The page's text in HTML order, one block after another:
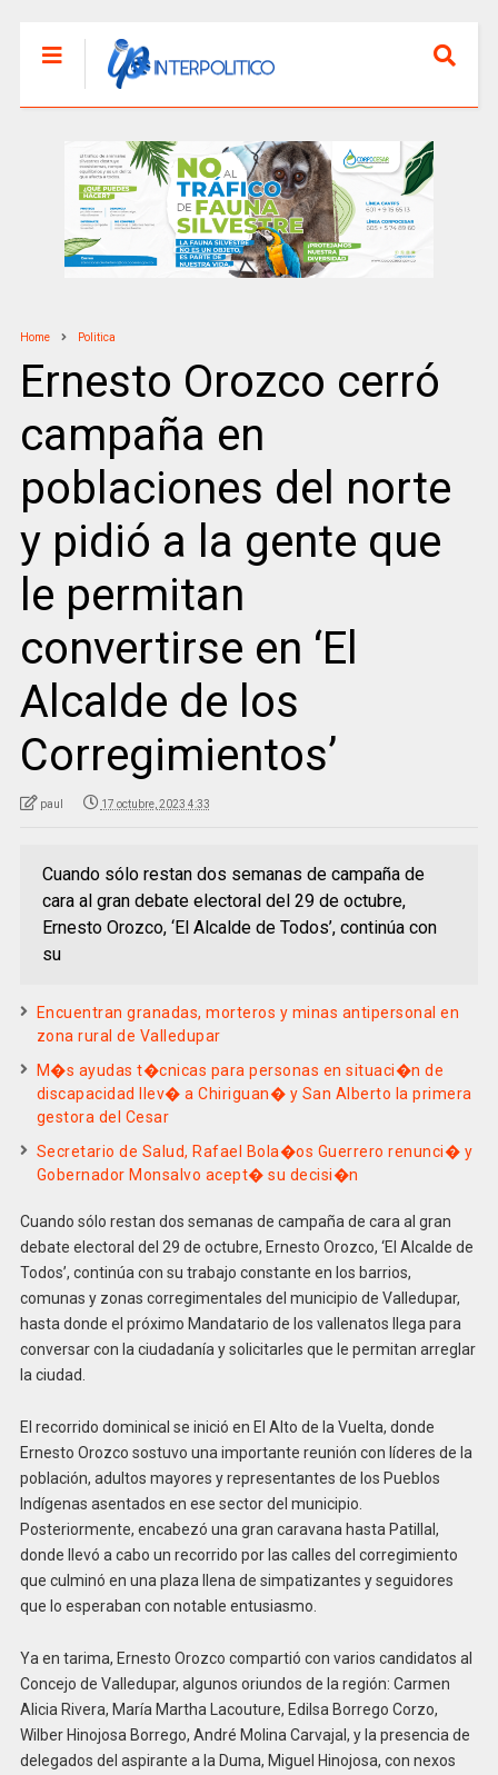
Home Politica
Ernesto Orozco cerró
campaña en
poblaciones del norte
y pidió a la gente que
le permitan
convertirse en ‘El
Alcalde de los
Corregimientos’
paul 17 octubre, 2023 4:33
Cuando sólo restan dos semanas de campaña de
cara al gran debate electoral del 29 de octubre,
Ernesto Orozco, ‘El Alcalde de Todos’, continúa con
su
Encuentran granadas, morteros y minas antipersonal en
zona rural de Valledupar
M�s ayudas t�cnicas para personas en situaci�n de
discapacidad llev� a Chiriguan� y San Alberto la primera
gestora del Cesar
Secretario de Salud, Rafael Bola�os Guerrero renunci� y
Gobernador Monsalvo acept� su decisi�n
Cuando sólo restan dos semanas de campaña de cara al gran
debate electoral del 29 de octubre, Ernesto Orozco, ‘El Alcalde de
Todos’, continúa con su trabajo constante en los barrios,
comunas y zonas corregimentales del municipio de Valledupar,
hasta donde el próximo Mandatario de los vallenatos llega para
conversar con la ciudadanía y solicitarles que le permitan arreglar
la ciudad.
El recorrido dominical se inició en El Alto de la Vuelta, donde
Ernesto Orozco sostuvo una importante reunión con líderes de la
población, adultos mayores y representantes de los Pueblos
Indígenas asentados en ese sector del municipio.
Posteriormente, encabezó una gran caravana hasta Patillal,
donde llevó a cabo un recorrido por las calles del corregimiento
que culminó en una plaza llena de simpatizantes y seguidores
que lo esperaban con notable entusiasmo.
Ya en tarima, Ernesto Orozco compartió con varios candidatos al
Concejo de Valledupar, algunos oriundos de la región: Carmen
Alicia Rivera, María Martha Lacouture, Edilsa Borrego Corzo,
Wilber Hinojosa Borrego, André Molina Carvajal, y la presencia de
delegados del aspirante a la Duma, Miguel Hinojosa, con nexos